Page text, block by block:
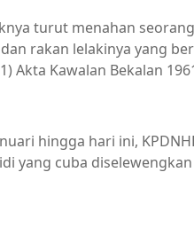
turut menahan
rakan lelakinya yang
Akta Kawalan Bekalan
hingga hari ini,
yang cuba